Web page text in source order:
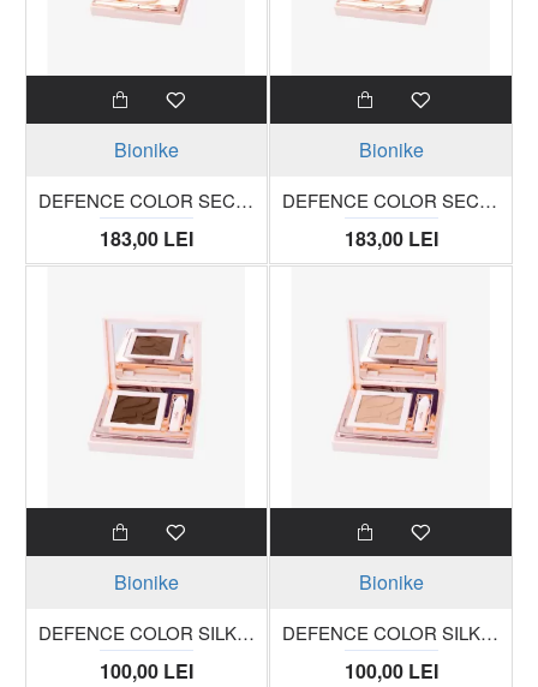
Bionike
DEFENCE COLOR SECOND SKIN Fond de ten compact 501 sable trusa 9 ml
183,00 LEI
Bionike
DEFENCE COLOR SECOND SKIN Fond de ten compact 503 miel trusa 9 ml
183,00 LEI
Bionike
DEFENCE COLOR SILKY TOUCH fard compact pentru pleoape 404 cacao trusa 3g
100,00 LEI
Bionike
DEFENCE COLOR SILKY TOUCH fard compact pentru pleoape 406 aube trusa 3g
100,00 LEI